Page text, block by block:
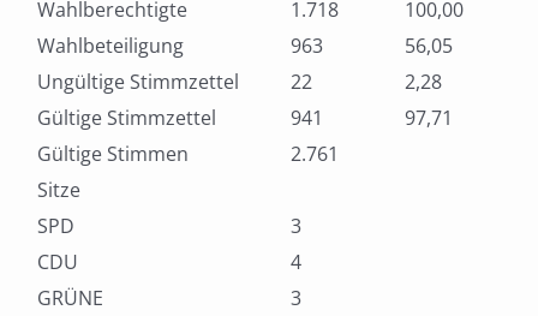
Wahlberechtigte
1.718
100,00
Wahlbeteiligung
963
56,05
Ungültige Stimmzettel
22
2,28
Gültige Stimmzettel
941
97,71
Gültige Stimmen
2.761
Sitze
SPD
3
CDU
4
GRÜNE
3